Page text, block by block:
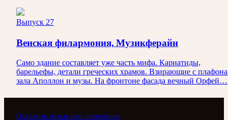
Выпуск 27
Венская филармония, Музикферайн
Само здание составляет уже часть мифа. Кариатиды,
барельефы, детали греческих храмов. Взирающие с плафона
зала Аполлон и музы. На фронтоне фасада вечный Орфей…
Оставить отзыв или пожелание